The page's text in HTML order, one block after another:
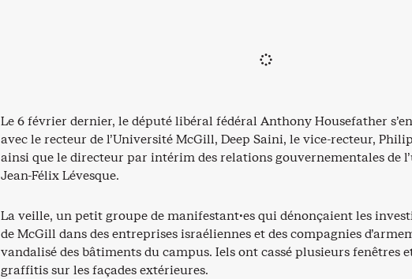
Le 6 février dernier, le député libéral fédéral Anthony Housefather
avec le recteur de l’Université McGill, Deep Saini, le vice-recteur,
ainsi que le directeur par intérim des relations gouvernementales de
Jean-Félix Lévesque.
La veille, un petit groupe de manifestant·es qui dénonçaient les
de McGill dans des entreprises israéliennes et des compagnies
vandalisé des bâtiments du campus. Iels ont cassé plusieurs fenêtres
graffitis sur les façades extérieures.